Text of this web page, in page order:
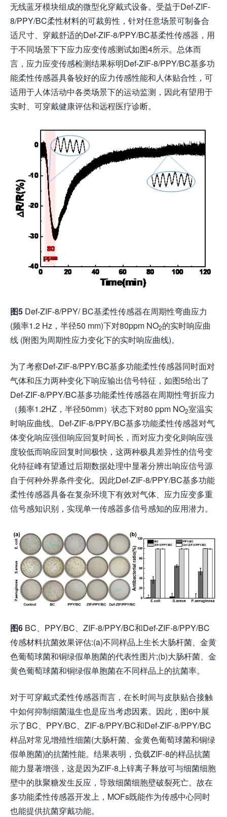
无线蓝牙模块组成的微型化穿戴式设备。受益于Def-ZIF-
8/PPY/BC柔性材料的可裁剪性，针对任意场景可制备合
适尺寸、穿戴舒适的Def-ZIF-8/PPY/BC基柔性传感器，用
于不同场景下下应力应变传感测试如图4所示。总体而
言，应力应变传感检测结果标明Def-ZIF-8/PPY/BC基多功
能柔性传感器具备较好的应力传感性能和人体贴合性，可
适用于人体活动中各类场景下的运动监测，因此有望用于
实时、可穿戴健康评估和远程医疗诊断。
图5 Def-ZIF-8/PPY/ BC基柔性传感器在周期性弯曲应力
(频率1.2 Hz，半径50 mm)下对80ppm NO2的实时响应曲
线 (附图为周期性应力变化下的实时响应曲线)。
为了考察Def-ZIF-8/PPY/BC基多功能柔性传感器同时面对
气体和压力两种变化下响应输出信号特征，如图5给出了
Def-ZIF-8/PPY/BC基多功能柔性传感器在周期性弯折应力
（频率1.2HZ，半径50mm）状态下对80 ppm NO2室温实
时响应曲线。Def-ZIF-8/PPY/BC基多功能柔性传感器对气
体变化响应强但响应回复时间长，而对应力变化则响应强
度较低而响应回复时间极快，这两种极具差异性的信号变
化特征峰有望通过后期数据处理中显著分辨出响应信号源
自于何种外界条件变化。因此Def-ZIF-8/PPY/BC基多功能
柔性传感器具备在复杂环境下有效对气体、应力应变多重
信号感知识别，实现单一传感器多信号感知的应用潜力。
图6 BC、PPY/BC、ZIF-8/PPY/BC和Def-ZIF-8/PPY/BC
传感材料抗菌效果评估:(a)不同样品上生长大肠杆菌、金黄
色葡萄球菌和铜绿假单胞菌的代表性图片;(b)大肠杆菌、金
黄色葡萄球菌和铜绿假单胞菌在不同样品上的抗菌率。
对于可穿戴式柔性传感器而言，在长时间与皮肤贴合接触
中如何抑制细菌滋生也是应当考虑因素。因此，图6中展
示了BC、PPY/BC、ZIF-8/PPY/BC和Def-ZIF-8/PPY/BC
样品对常见增殖性细菌(大肠杆菌、金黄色葡萄球菌和铜绿
假单胞菌)的抗菌性能。结果表明，负载ZIF-8的样品抗菌
能力显著增强，这是因为ZIF-8上锌离子释放可与细菌细胞
壁中的肽聚糖发生反应，导致细菌细胞壁破裂死亡。故在
多功能柔性传感器开发上，MOFs既能作为传感中心同时
也能提供抗菌穿戴功能。